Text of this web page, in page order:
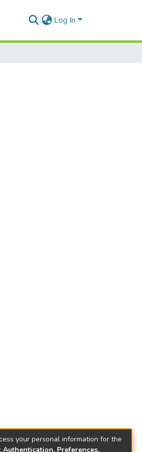
Log In
your personal information for the
Authentication, Preferences,